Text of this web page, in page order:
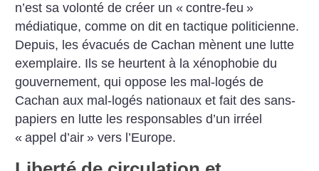
n’est sa volonté de créer un « contre-feu »
médiatique, comme on dit en tactique politicienne.
Depuis, les évacués de Cachan mènent une lutte
exemplaire. Ils se heurtent à la xénophobie du
gouvernement, qui oppose les mal-logés de
Cachan aux mal-logés nationaux et fait des sans-
papiers en lutte les responsables d’un irréel
« appel d’air » vers l’Europe.